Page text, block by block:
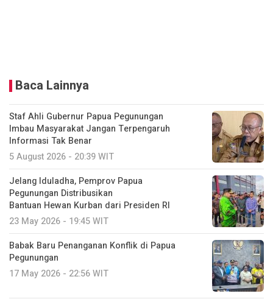
Baca Lainnya
Staf Ahli Gubernur Papua Pegunungan
Imbau Masyarakat Jangan Terpengaruh
Informasi Tak Benar
5 August 2026 - 20:39 WIT
Jelang Iduladha, Pemprov Papua
Pegunungan Distribusikan
Bantuan Hewan Kurban dari Presiden RI
23 May 2026 - 19:45 WIT
Babak Baru Penanganan Konflik di Papua
Pegunungan
17 May 2026 - 22:56 WIT